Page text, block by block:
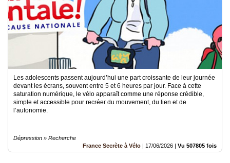
Les adolescents passent aujourd’hui une part croissante de leur journée
devant les écrans, souvent entre 5 et 6 heures par jour. Face à cette
saturation numérique, le vélo apparaît comme une réponse crédible,
simple et accessible pour recréer du mouvement, du lien et de
l’autonomie.
Dépression » Recherche
France Secrète à Vélo | 17/06/2026 | Vu 507805 fois